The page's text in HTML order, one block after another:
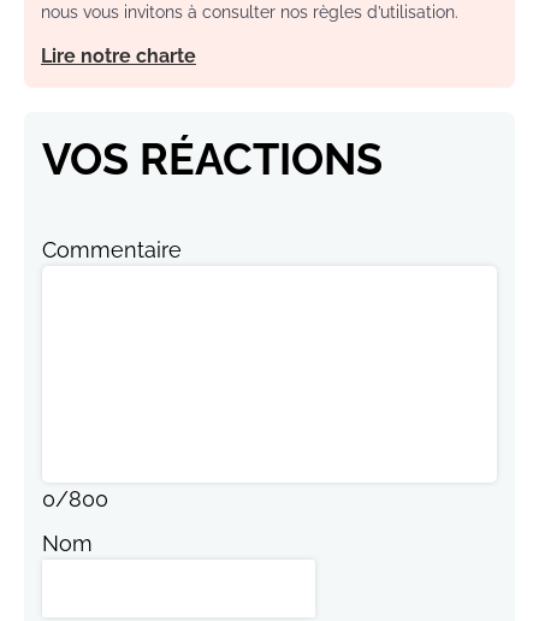
nous vous invitons à consulter nos règles d’utilisation.
Lire notre charte
VOS RÉACTIONS
Commentaire
0/800
Nom